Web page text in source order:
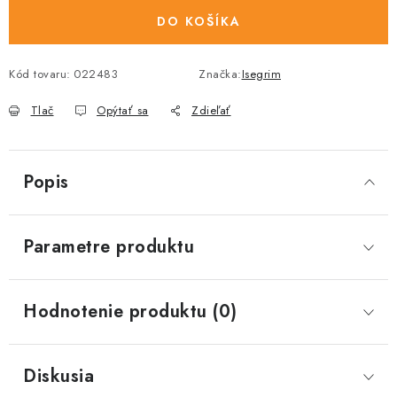
DO KOŠÍKA
Kód tovaru: 022483 Značka:Isegrim
Tlač Opýtať sa Zdieľať
Popis
Parametre produktu
Hodnotenie produktu (0)
Diskusia